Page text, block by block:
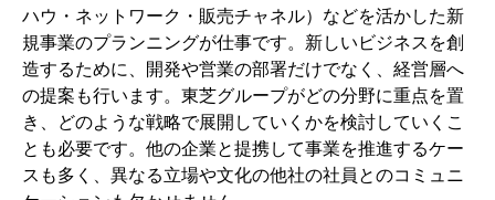
ハウ・ネットワーク・販売チャネル）などを活かした新
規事業のプランニングが仕事です。新しいビジネスを創
造するために、開発や営業の部署だけでなく、経営層へ
の提案も行います。東芝グループがどの分野に重点を置
き、どのような戦略で展開していくかを検討していくこ
とも必要です。他の企業と提携して事業を推進するケー
スも多く、異なる立場や文化の他社の社員とのコミュニ